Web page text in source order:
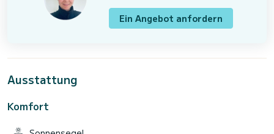
Ein Angebot anfordern
Ausstattung
Komfort